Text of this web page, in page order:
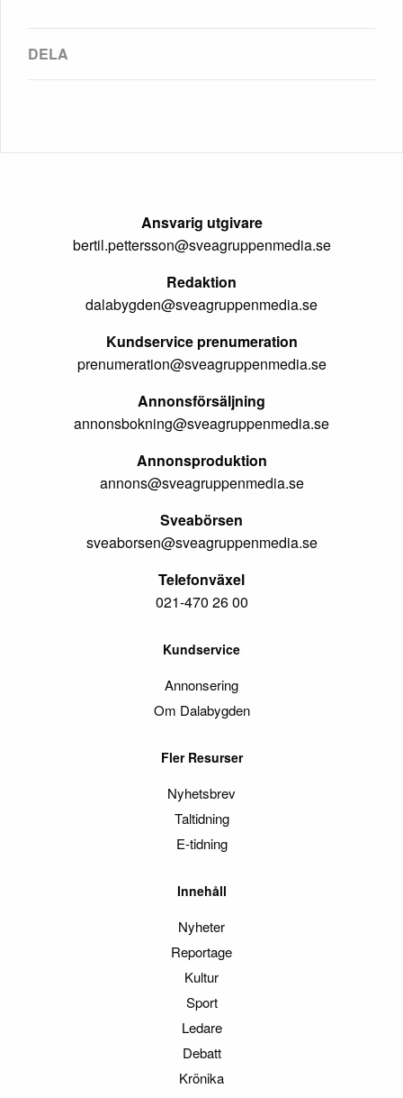
Ansvarig utgivare
bertil.pettersson@sveagruppenmedia.se
Redaktion
dalabygden@sveagruppenmedia.se
Kundservice prenumeration
prenumeration@sveagruppenmedia.se
Annonsförsäljning
annonsbokning@sveagruppenmedia.se
Annonsproduktion
annons@sveagruppenmedia.se
Sveabörsen
sveaborsen@sveagruppenmedia.se
Telefonväxel
021-470 26 00
Kundservice
Annonsering
Om Dalabygden
Fler Resurser
Nyhetsbrev
Taltidning
E-tidning
Innehåll
Nyheter
Reportage
Kultur
Sport
Ledare
Debatt
Krönika